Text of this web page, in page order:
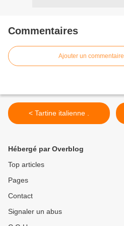
Commentaires
Ajouter un commentaire
< Tartine italienne .
Hébergé par Overblog
Top articles
Pages
Contact
Signaler un abus